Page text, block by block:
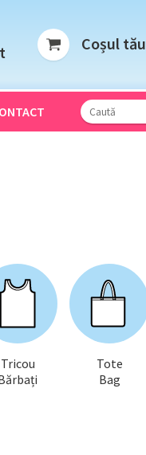
Coșul tău
Tricou
Tote
Bag